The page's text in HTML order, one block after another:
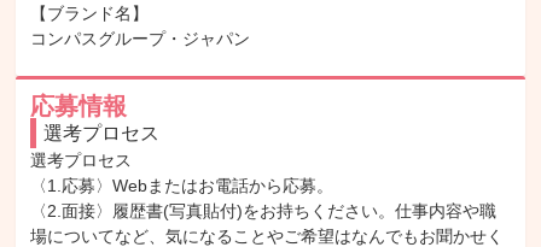
【ブランド名】
コンパスグループ・ジャパン
応募情報
選考プロセス
選考プロセス
〈1.応募〉Webまたはお電話から応募。
〈2.面接〉履歴書(写真貼付)をお持ちください。仕事内容や職
場についてなど、気になることやご希望はなんでもお聞かせく